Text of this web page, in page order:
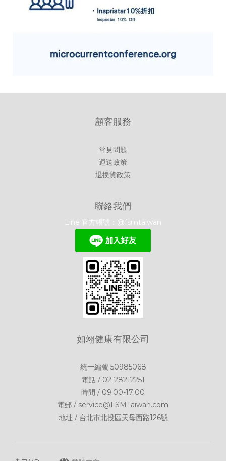
顧客服務
常見問題
運送政策
退換貨政策
聯絡我們
Line 官方帳號：@fsmtaiwan
如翊健康有限公司
統一編號 50985068
電話 / 02-28212251
時間 / 09:00-17:00
電郵 / service@FSMTaiwan.com
地址 / 台北市北投區天母西路126號